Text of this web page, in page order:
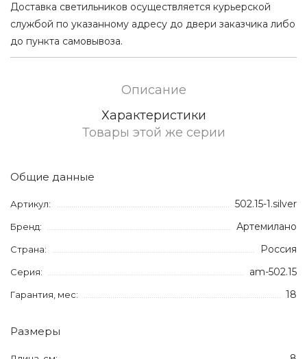
Доставка светильников осуществляется курьерской
службой по указанному адресу до двери заказчика либо
до пункта самовывоза.
Описание
Характеристики
Товары этой же серии
Общие данные
Артикул: 502.15-1.silver
Бренд: Артемилано
Страна: Россия
Серия: am-502.15
Гарантия, мес: 18
Размеры